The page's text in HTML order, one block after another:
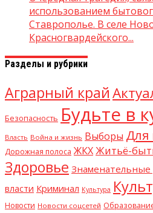
использованием
Ставрополье. В селе
Красногвардейского...
Разделы и рубрики
Аграрный край
Безопасность Будьте в
Власть Война и жизнь Выборы Для
Дорожная полоса ЖКХЖитьё-
Здоровье Знаменательные
власти Криминал Культура
Новости Новости соцсетей